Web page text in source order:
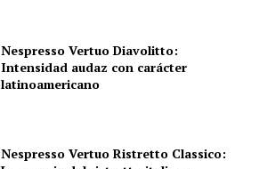
Nespresso Vertuo Diavolitto:
Intensidad audaz con carácter
latinoamericano
Nespresso Vertuo Ristretto Classico: